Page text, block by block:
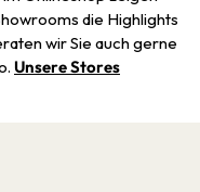
die Highlights
wir Sie auch gerne
Unsere Stores